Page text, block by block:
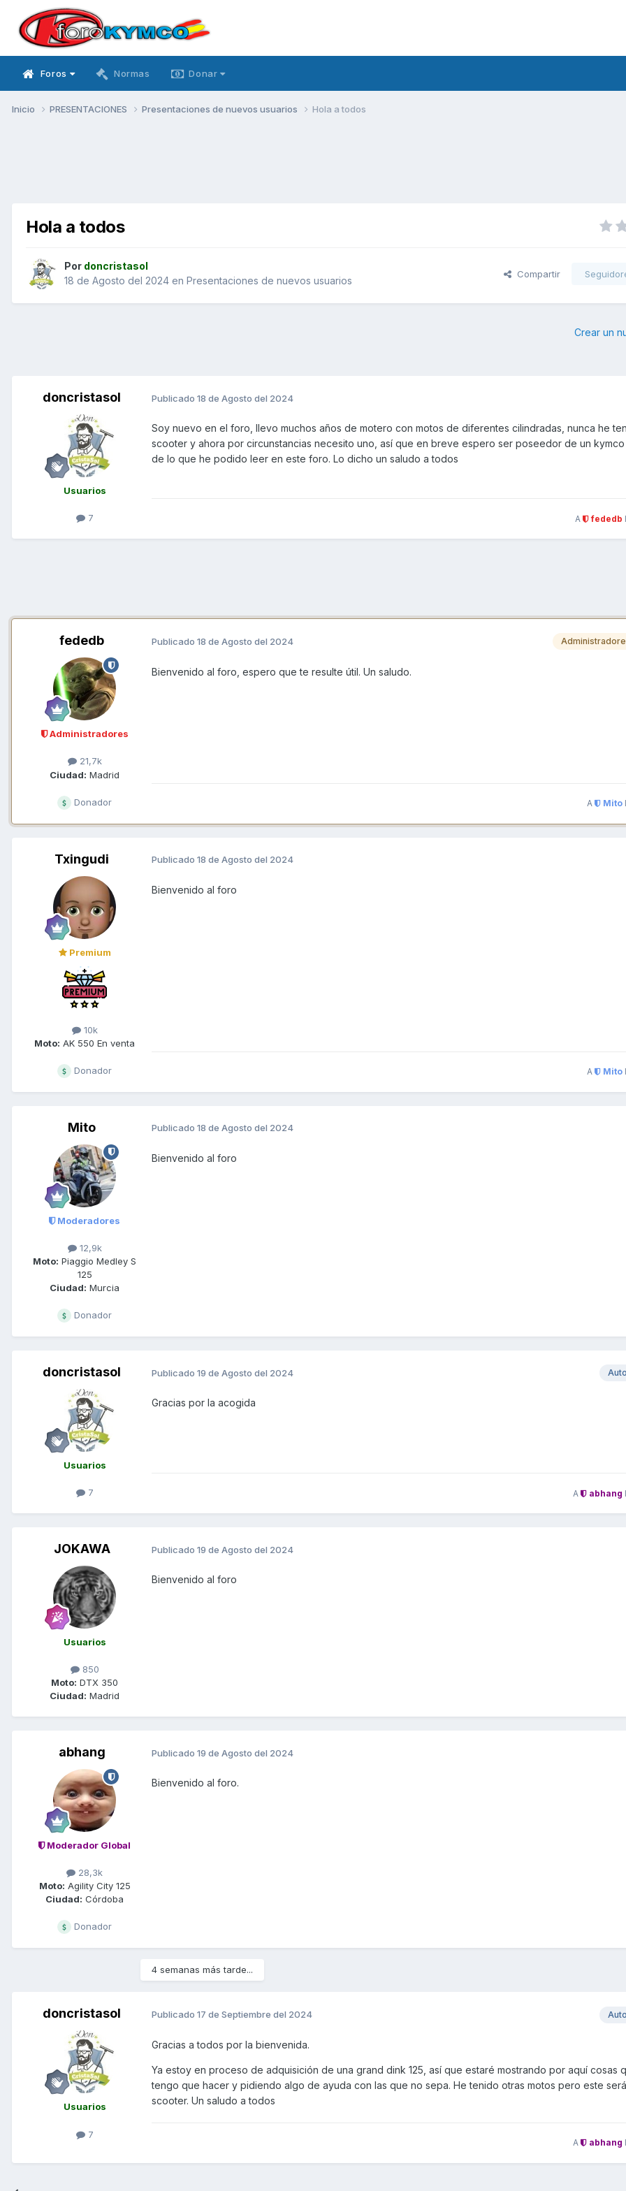
Foros Normas Donar
Inicio PRESENTACIONES Presentaciones de nuevos usuarios Hola a todos
Hola a todos
Por doncristasol
18 de Agosto del 2024 en Presentaciones de nuevos usuarios
Compartir
Crear un
doncristasol
Usuarios
7
Publicado 18 de Agosto del 2024
Soy nuevo en el foro, llevo muchos años de motero con motos de diferentes cilindradas, nunca he
scooter y ahora por circunstancias necesito uno, así que en breve espero ser poseedor de un
de lo que he podido leer en este foro. Lo dicho un saludo a todos
A fededb
fededb
Administradores
21,7k
Ciudad: Madrid
Donador
Publicado 18 de Agosto del 2024
Bienvenido al foro, espero que te resulte útil. Un saludo.
A Mito
Txingudi
Premium
10k
Moto: AK 550 En venta
Donador
Publicado 18 de Agosto del 2024
Bienvenido al foro
A Mito
Mito
Moderadores
12,9k
Moto: Piaggio Medley S
125
Ciudad: Murcia
Donador
Publicado 18 de Agosto del 2024
Bienvenido al foro
doncristasol
Usuarios
7
Publicado 19 de Agosto del 2024
Gracias por la acogida
A abhang
JOKAWA
Usuarios
850
Moto: DTX 350
Ciudad: Madrid
Publicado 19 de Agosto del 2024
Bienvenido al foro
abhang
Moderador Global
28,3k
Moto: Agility City 125
Ciudad: Córdoba
Donador
Publicado 19 de Agosto del 2024
Bienvenido al foro.
4 semanas más tarde...
doncristasol
Usuarios
7
Publicado 17 de Septiembre del 2024
Gracias a todos por la bienvenida.
Ya estoy en proceso de adquisición de una grand dink 125, así que estaré mostrando por aquí cosas
tengo que hacer y pidiendo algo de ayuda con las que no sepa. He tenido otras motos pero este
scooter. Un saludo a todos
A abhang